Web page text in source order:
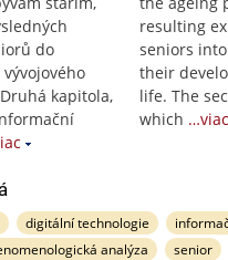
do
kapitola,
resulting
seniors
their
life. The
which …viac
digitální technologie
analýza
senior